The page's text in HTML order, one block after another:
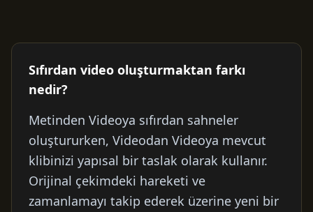
Sıfırdan video oluşturmaktan farkı
nedir?
Metinden Videoya sıfırdan sahneler
oluştururken, Videodan Videoya mevcut
klibinizi yapısal bir taslak olarak kullanır.
Orijinal çekimdeki hareketi ve
zamanlamayı takip ederek üzerine yeni bir